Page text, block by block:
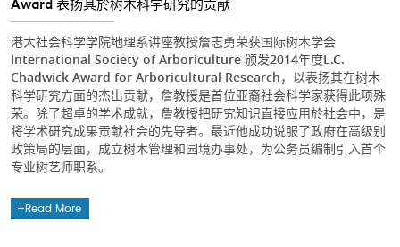
Award 表扬其於树木科学研究的贡献
港大社会科学学院地理系讲座教授詹志勇荣获国际树木学会
International Society of Arboriculture 颁发2014年度L.C.
Chadwick Award for Arboricultural Research，以表扬其在树木
科学研究方面的杰出贡献，詹教授是首位亚裔社会科学家获得此项殊
荣。除了超卓的学术成就，詹教授把研究知识直接应用於社会中，是
将学术研究成果贡献社会的先导者。最近他成功说服了政府在高级别
政策局的层面，成立树木管理和园境办事处，为公务员编制引入首个
专业树艺师职系。
Read More